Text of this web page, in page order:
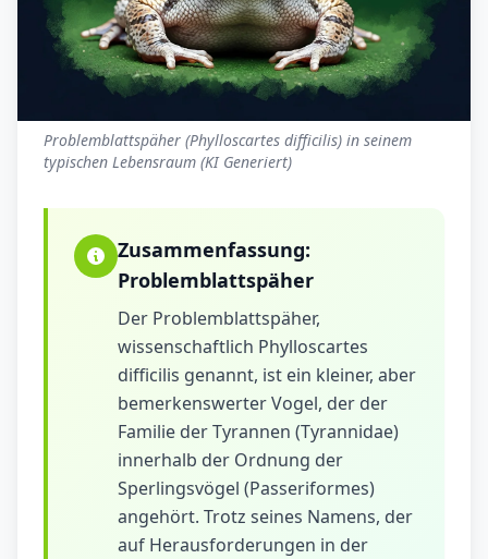
Problemblattspäher (Phylloscartes difficilis) in seinem
typischen Lebensraum (KI Generiert)
Zusammenfassung:
Problemblattspäher
Der Problemblattspäher,
wissenschaftlich Phylloscartes
difficilis genannt, ist ein kleiner, aber
bemerkenswerter Vogel, der der
Familie der Tyrannen (Tyrannidae)
innerhalb der Ordnung der
Sperlingsvögel (Passeriformes)
angehört. Trotz seines Namens, der
auf Herausforderungen in der